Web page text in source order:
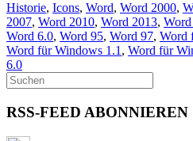
Historie, Icons, Word, Word 2000,
2007, Word 2010, Word 2013,
Word 6.0, Word 95, Word 97, Word
Word für Windows 1.1 , Word für
6.0
RSS-FEED ABONNIEREN